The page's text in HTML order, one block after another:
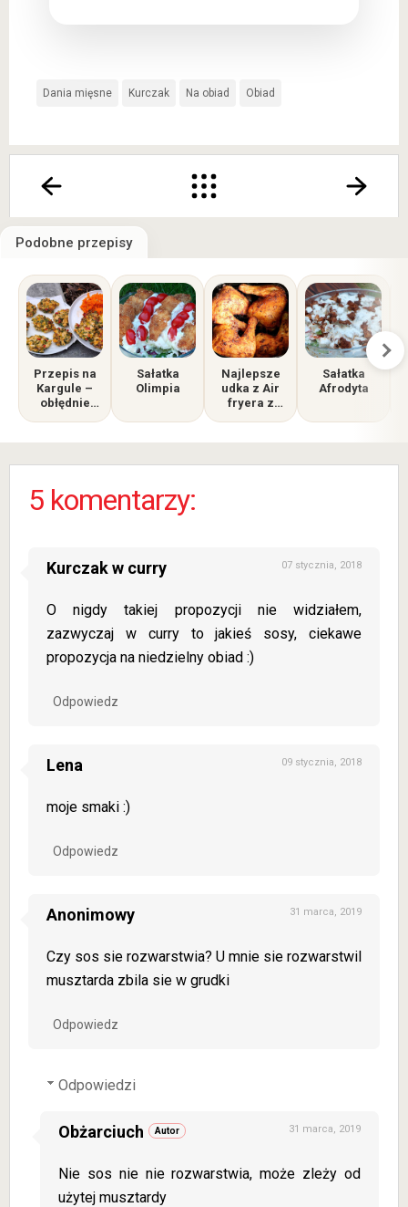
Dania mięsne Kurczak Na obiad Obiad
Podobne przepisy
Przepis na
Kargule –
obłędnie
z kurczaka!
Sałatka
Olimpia
Najlepsze
udka z Air
fryera z
soczystym
Sałatka
Afrodyta
5 komentarzy:
Kurczak w curry 07 stycznia, 2018
O nigdy takiej propozycji nie widziałem,
zazwyczaj w curry to jakieś sosy, ciekawe
propozycja na niedzielny obiad :)
Odpowiedz
Lena 09 stycznia, 2018
moje smaki :)
Odpowiedz
Anonimowy 31 marca, 2019
Czy sos sie rozwarstwia? U mnie sie rozwarstwil
musztarda zbila sie w grudki
Odpowiedz
Odpowiedzi
Obżarciuch 31 marca, 2019
Nie sos nie nie rozwarstwia, może zleży od
użytej musztardy